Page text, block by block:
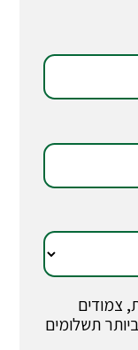
צמודים
תשלומים